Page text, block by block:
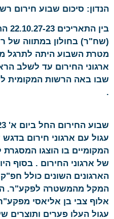
הנדון: סיכום שבוע חירום
(שח"ר) בחולון במתווה של
מטרת השבוע היתה לתרגל
ארגוני החירום עד לשלב
שבו באה הרשות המקומית
.
עגול עם ארגוני חירום בדגש
המקומיים בו הוצגו
של ארגוני החירום . בסוף
הארגונים השונים כולל
המקל מהמשטרה לפקע"ר.
אלוף צבי בן אליאסי
עגול העלו פערים ותוצרים